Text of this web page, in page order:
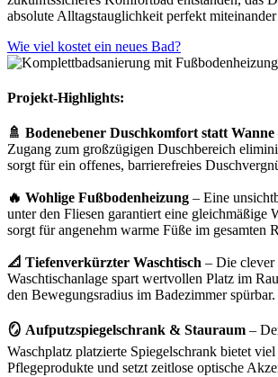
absolute Alltagstauglichkeit perfekt
Wie viel kostet ein neues Bad?
Projekt-Highlights:
🚿 Bodenebener Duschkomfort statt Wanne
Zugang zum großzügigen Duschbereich
sorgt für ein offenes, barrierefreies
🔥 Wohlige Fußbodenheizung – Eine
unter den Fliesen garantiert eine gleichmäßige
sorgt für angenehm warme Füße im gesamten
📐 Tiefenverkürzter Waschtisch – Die clever
Waschtischanlage spart wertvollen Platz im
den Bewegungsradius im Badezimmer spürbar.
🪞 Aufputzspiegelschrank & Stauraum –
Waschplatz platzierte Spiegelschrank bietet
Pflegeprodukte und setzt zeitlose optische